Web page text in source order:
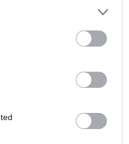
roșie,